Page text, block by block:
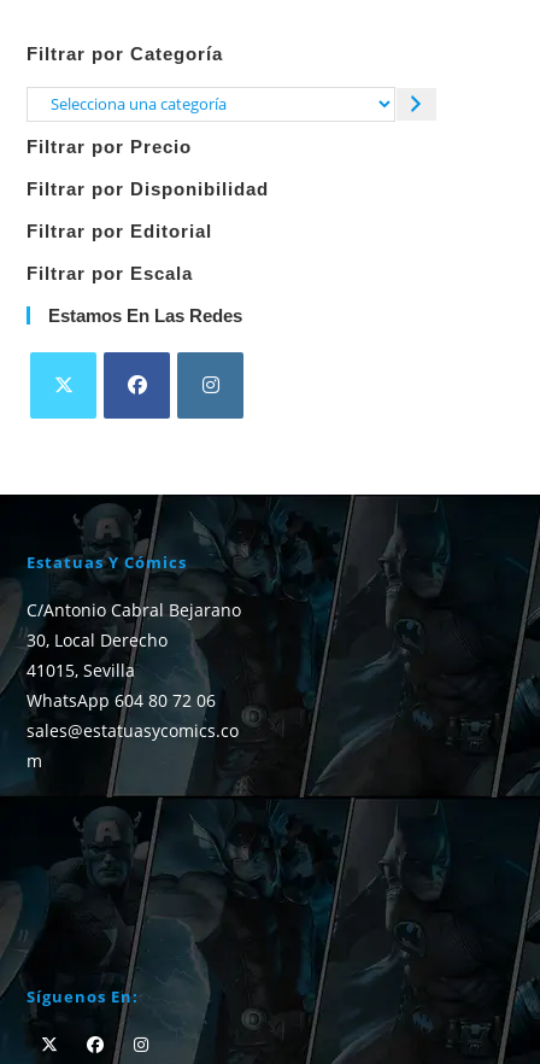
Filtrar por Categoría
Selecciona
categoría
Filtrar por Precio
Filtrar por Disponibilidad
Filtrar por Editorial
Filtrar por Escala
Estamos En Las Redes
Estatuas Y Cómics
C/Antonio Cabral Bejarano
30, Local Derecho
41015, Sevilla
WhatsApp 604 80 72 06
sales@estatuasycomics.co
m
Síguenos En: